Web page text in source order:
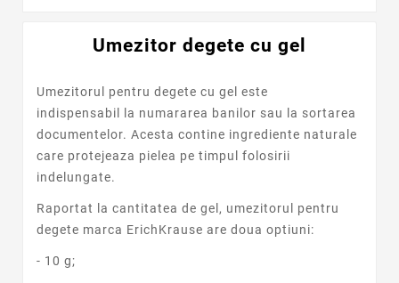
Umezitor degete cu gel
Umezitorul pentru degete cu gel este
indispensabil la numararea banilor sau la sortarea
documentelor. Acesta contine ingrediente naturale
care protejeaza pielea pe timpul folosirii
indelungate.
Raportat la cantitatea de gel, umezitorul pentru
degete marca ErichKrause are doua optiuni:
- 10 g;